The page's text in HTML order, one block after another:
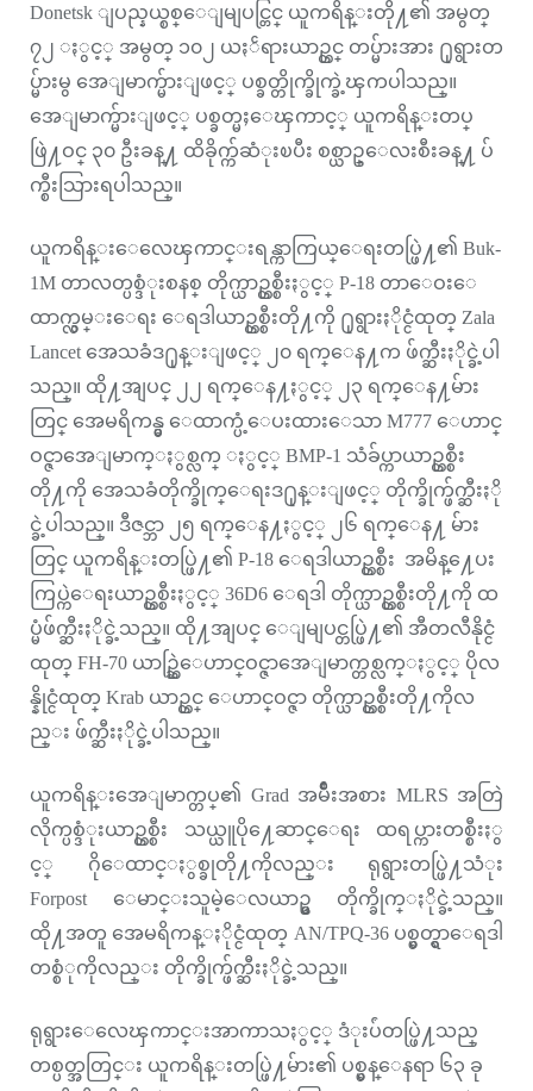
Donetsk ျပည္နယ္စစ္ေျမျပင္တြင္ ယူကရိန္းတို႔၏ အမွတ္
၇၂ ႏွင့္ အမွတ္ ၁၀၂ ယႏၲရားယာဥ္တင္ တပ္မ်ားအား ႐ုရွားတ
ပ္မ်ားမွ အေျမာက္မ်ားျဖင့္ ပစ္ခတ္တိုက္ခိုက္ခဲ့ၾကပါသည္။
အေျမာက္မ်ားျဖင့္ ပစ္ခတ္မႈေၾကာင့္ ယူကရိန္းတပ္
ဖြဲ႔ဝင္ ၃၀ ဦးခန္႔ ထိခိုက္က်ဆံုးၿပီး စစ္ယာဥ္ေလးစီးခန္႔ ပ်
က္စီးသြားရပါသည္။
ယူကရိန္းေလေၾကာင္းရန္ကာကြယ္ေရးတပ္ဖြဲ႔၏ Buk-
1M တာလတ္ပစ္ဒံုးစနစ္ တိုက္ယာဥ္တစ္စီးႏွင့္ P-18 တာေဝးေ
ထာက္လွမ္းေရး ေရဒါယာဥ္တစ္စီးတို႔ကို ႐ုရွားႏိုင္ငံထုတ္ Zala
Lancet အေသခံဒ႐ုန္းျဖင့္ ၂၀ ရက္ေန႔က ဖ်က္ဆီးႏိုင္ခဲ့ပါ
သည္။ ထို႔အျပင္ ၂၂ ရက္ေန႔ႏွင့္ ၂၃ ရက္ေန႔မ်ား
တြင္ အေမရိကန္မွ ေထာက္ပံ့ေပးထားေသာ M777 ေဟာင္
ဝင္ဇာအေျမာက္ႏွစ္လက္ ႏွင့္ BMP-1 သံခ်ပ္ကာယာဥ္တစ္စီး
တို႔ကို အေသခံတိုက္ခိုက္ေရးဒ႐ုန္းျဖင့္ တိုက္ခိုက္ဖ်က္ဆီးႏို
င္ခဲ့ပါသည္။ ဒီဇင္ဘာ ၂၅ ရက္ေန႔ႏွင့္ ၂၆ ရက္ေန႔ မ်ား
တြင္ ယူကရိန္းတပ္ဖြဲ႔၏ P-18 ေရဒါယာဥ္တစ္စီး အမိန္႔ေပး
ကြပ္ကဲေရးယာဥ္တစ္စီးႏွင့္ 36D6 ေရဒါ တိုက္ယာဥ္တစ္စီးတို႔ကို ထ
ပ္မံဖ်က္ဆီးႏိုင္ခဲ့သည္။ ထို႔အျပင္ ေျမျပင္တပ္ဖြဲ႔၏ အီတလီနိုင္ငံ
ထုတ္ FH-70 ယာဥ္ဆြဲေဟာင္ဝင္ဇာအေျမာက္တစ္လက္ႏွင့္ ပိုလ
န္နိုင္ငံထုတ္ Krab ယာဥ္တင္ ေဟာင္ဝင္ဇာ တိုက္ယာဥ္တစ္စီးတို႔ကိုလ
ည္း ဖ်က္ဆီးႏိုင္ခဲ့ပါသည္။
ယူကရိန္းအေျမာက္တပ္၏ Grad အမ်ိဳးအစား MLRS အတြဲ
လိုက္ပစ္ဒံုးယာဥ္တစ္စီး သယ္ယူပို႔ေဆာင္ေရး ထရပ္ကားတစ္စီးႏွ
င့္ ဂိုေထာင္ႏွစ္ခုတို႔ကိုလည္း ရုရွားတပ္ဖြဲ႔သံုး
Forpost ေမာင္းသူမဲ့ေလယာဥ္မွ တိုက္ခိုက္ႏိုင္ခဲ့သည္။
ထို႔အတူ အေမရိကန္ႏိုင္ငံထုတ္ AN/TPQ-36 ပစ္မွတ္ရွာေရဒါ
တစ္စံုကိုလည္း တိုက္ခိုက္ဖ်က္ဆီးႏိုင္ခဲ့သည္။
ရုရွားေလေၾကာင္းအာကာသႏွင့္ ဒံုးပ်ံတပ္ဖြဲ႔သည္
တစ္ပတ္အတြင္း ယူကရိန္းတပ္ဖြဲ႔မ်ား၏ ပစ္မွန္ေနရာ ၆၃ ခု